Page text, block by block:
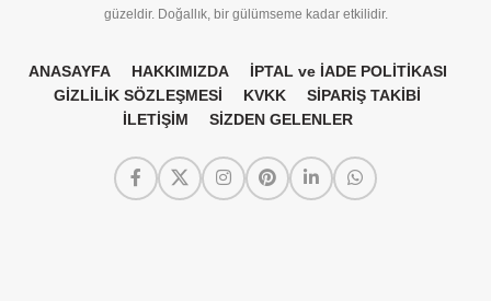
güzeldir. Doğallık, bir gülümseme kadar etkilidir.
ANASAYFA HAKKIMIZDA
İPTAL ve İADE POLİTİKASI
GİZLİLİK SÖZLEŞMESİ
KVKK
SİPARİŞ TAKİBİ
İLETİŞİM
SİZDEN GELENLER